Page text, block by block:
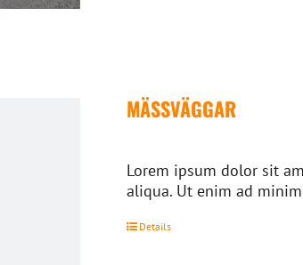
MÄSSVÄGGAR
Lorem ipsum dolor sit
aliqua. Ut enim ad
Details